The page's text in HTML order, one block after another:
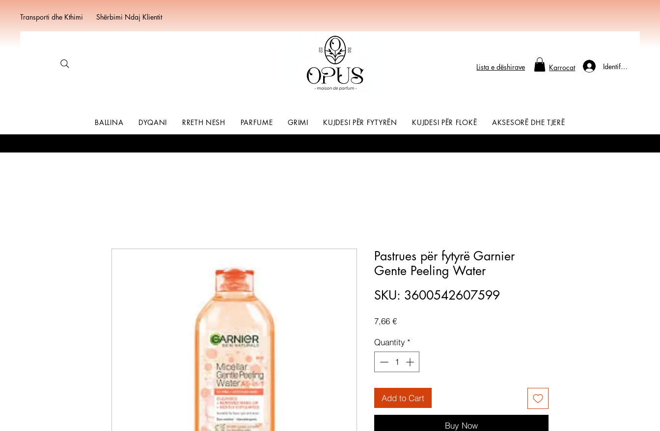
Transporti dhe Kthimi Shërbimi Ndaj Klientit
Lista e dëshirave Identifikohu
Karrocat
BALLINA DYQANI RRETH NESH PARFUME GRIMI KUJDESI PËR FYTYRËN KUJDESI PËR FLOKË AKSESORË DHE TJERË
Pastrues për fytyrë Garnier
Gente Peeling Water
SKU: 3600542607599
7,66 €Price
Quantity *
Add to Cart
Buy Now